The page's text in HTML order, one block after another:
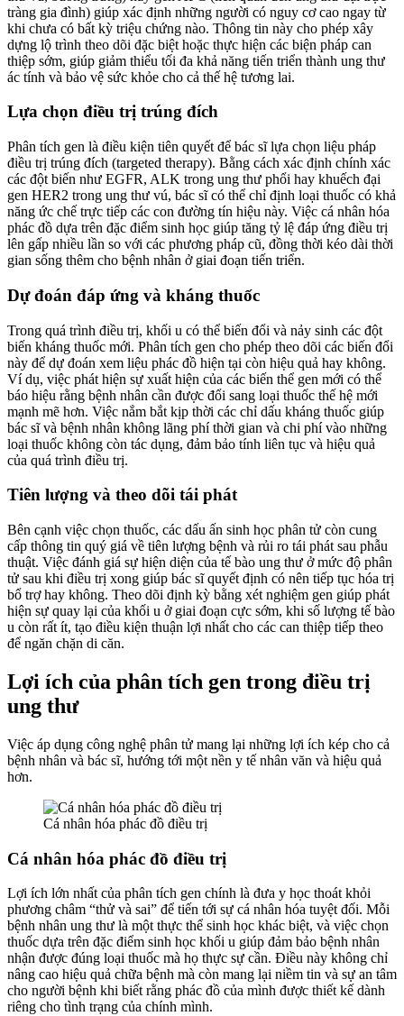
tràng gia đình) giúp xác định những người có nguy cơ cao ngay từ
khi chưa có bất kỳ triệu chứng nào. Thông tin này cho phép xây
dựng lộ trình theo dõi đặc biệt hoặc thực hiện các biện pháp can
thiệp sớm, giúp giảm thiểu tối đa khả năng tiến triển thành ung thư
ác tính và bảo vệ sức khỏe cho cả thế hệ tương lai.
Lựa chọn điều trị trúng đích
Phân tích gen là điều kiện tiên quyết để bác sĩ lựa chọn liệu pháp
điều trị trúng đích (targeted therapy). Bằng cách xác định chính xác
các đột biến như EGFR, ALK trong ung thư phổi hay khuếch đại
gen HER2 trong ung thư vú, bác sĩ có thể chỉ định loại thuốc có khả
năng ức chế trực tiếp các con đường tín hiệu này. Việc cá nhân hóa
phác đồ dựa trên đặc điểm sinh học giúp tăng tỷ lệ đáp ứng điều trị
lên gấp nhiều lần so với các phương pháp cũ, đồng thời kéo dài thời
gian sống thêm cho bệnh nhân ở giai đoạn tiến triển.
Dự đoán đáp ứng và kháng thuốc
Trong quá trình điều trị, khối u có thể biến đổi và nảy sinh các đột
biến kháng thuốc mới. Phân tích gen cho phép theo dõi các biến đổi
này để dự đoán xem liệu phác đồ hiện tại còn hiệu quả hay không.
Ví dụ, việc phát hiện sự xuất hiện của các biến thể gen mới có thể
báo hiệu rằng bệnh nhân cần được đổi sang loại thuốc thế hệ mới
mạnh mẽ hơn. Việc nắm bắt kịp thời các chỉ dấu kháng thuốc giúp
bác sĩ và bệnh nhân không lãng phí thời gian và chi phí vào những
loại thuốc không còn tác dụng, đảm bảo tính liên tục và hiệu quả
của quá trình điều trị.
Tiên lượng và theo dõi tái phát
Bên cạnh việc chọn thuốc, các dấu ấn sinh học phân tử còn cung
cấp thông tin quý giá về tiên lượng bệnh và rủi ro tái phát sau phẫu
thuật. Việc đánh giá sự hiện diện của tế bào ung thư ở mức độ phân
tử sau khi điều trị xong giúp bác sĩ quyết định có nên tiếp tục hóa trị
bổ trợ hay không. Theo dõi định kỳ bằng xét nghiệm gen giúp phát
hiện sự quay lại của khối u ở giai đoạn cực sớm, khi số lượng tế bào
u còn rất ít, tạo điều kiện thuận lợi nhất cho các can thiệp tiếp theo
để ngăn chặn di căn.
Lợi ích của phân tích gen trong điều trị
ung thư
Việc áp dụng công nghệ phân tử mang lại những lợi ích kép cho cả
bệnh nhân và bác sĩ, hướng tới một nền y tế nhân văn và hiệu quả
hơn.
Cá nhân hóa phác đồ điều trị
Cá nhân hóa phác đồ điều trị
Lợi ích lớn nhất của phân tích gen chính là đưa y học thoát khỏi
phương châm “thử và sai” để tiến tới sự cá nhân hóa tuyệt đối. Mỗi
bệnh nhân ung thư là một thực thể sinh học khác biệt, và việc chọn
thuốc dựa trên đặc điểm sinh học khối u giúp đảm bảo bệnh nhân
nhận được đúng loại thuốc mà họ thực sự cần. Điều này không chỉ
nâng cao hiệu quả chữa bệnh mà còn mang lại niềm tin và sự an tâm
cho người bệnh khi biết rằng phác đồ của mình được thiết kế dành
riêng cho tình trạng của chính mình.